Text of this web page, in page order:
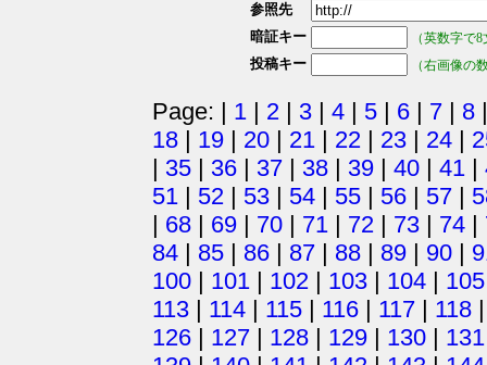
参照先
暗証キー
（英数字で
投稿キー （右画像の
Page: | 1 | 2 | 3 | 4 | 5 | 6 | 7 | 8
18 | 19 | 20 | 21 | 22 | 23 | 24 |
| 35 | 36 | 37 | 38 | 39 | 40 | 41 |
51 | 52 | 53 | 54 | 55 | 56 | 57 |
| 68 | 69 | 70 | 71 | 72 | 73 | 74 |
84 | 85 | 86 | 87 | 88 | 89 | 90 |
100 | 101 | 102 | 103 | 104 | 105
113 | 114 | 115 | 116 | 117 | 118
126 | 127 | 128 | 129 | 130 | 131